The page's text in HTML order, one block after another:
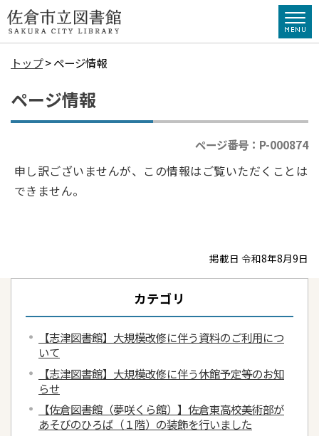
トップ> ページ情報
ページ情報
ページ番号：P-000874
申し訳ございませんが、この情報はご覧いただくことは
できません。
掲載日 令和8年8月9日
カテゴリ
【志津図書館】大規模改修に伴う資料のご利用につ
いて
【志津図書館】大規模改修に伴う休館予定等のお知
らせ
【佐倉図書館（夢咲くら館）】佐倉東高校美術部が
あそびのひろば（１階）の装飾を行いました